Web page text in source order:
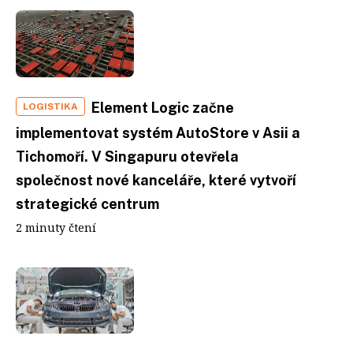
LOGISTIKA
Element Logic začne
implementovat systém AutoStore v Asii a
Tichomoří. V Singapuru otevřela
společnost nové kanceláře, které vytvoří
strategické centrum
2 minuty čtení